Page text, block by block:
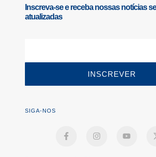
Inscreva-se e receba nossas notícias
atualizadas
INSCREVER
SIGA-NOS